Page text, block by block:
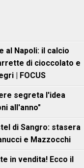
al Napoli: il calcio
di cioccolato e
| FOCUS
segreta l'idea
all'anno"
di Sangro: stasera
e Mazzocchi
in vendita! Ecco il